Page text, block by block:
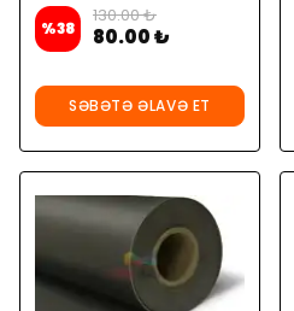
%38
130.00 ₺
80.00 ₺
SƏBƏTƏ ƏLAVƏ ET